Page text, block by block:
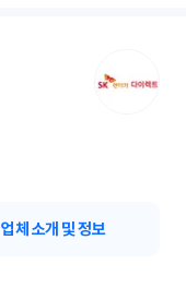
업체 소개 및 정보